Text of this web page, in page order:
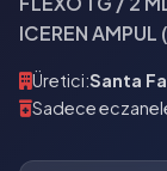
ICEREN AMPUL
Üretici:Santa
Sadece